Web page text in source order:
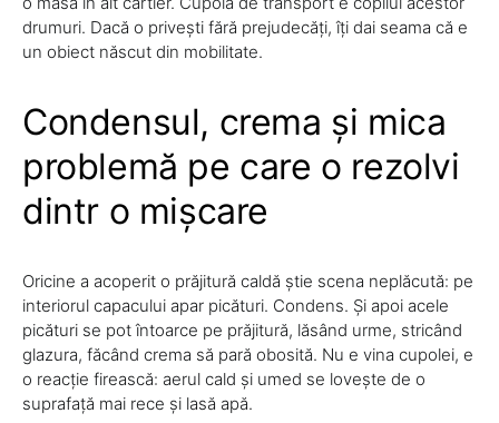
drumuri. Dacă o privești fără prejudecăți, îți dai seama că e
un obiect născut din mobilitate.
Condensul, crema și mica
problemă pe care o rezolvi
dintr o mișcare
Oricine a acoperit o prăjitură caldă știe scena neplăcută: pe
interiorul capacului apar picături. Condens. Și apoi acele
picături se pot întoarce pe prăjitură, lăsând urme, stricând
glazura, făcând crema să pară obosită. Nu e vina cupolei, e
o reacție firească: aerul cald și umed se lovește de o
suprafață mai rece și lasă apă.